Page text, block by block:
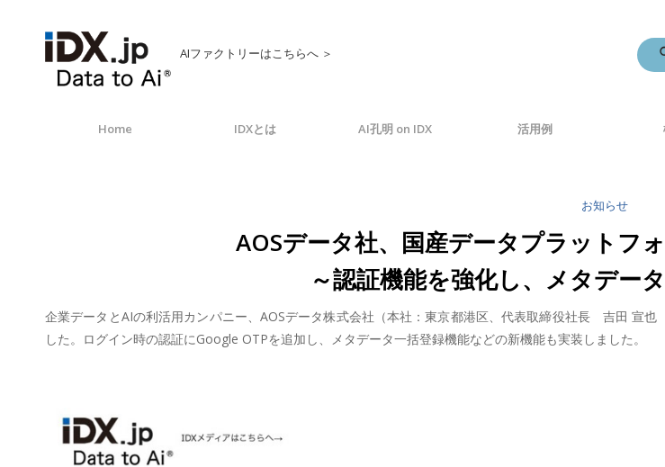
AIファクトリーはこちらへ ＞
Home IDXとは AI孔明 on IDX 活用例
お知らせ
AOSデータ社、国産データプラットフ
～認証機能を強化し、メタデー
企業データとAIの利活用カンパニー、AOSデータ株式会社（本社：東京都港区、代表取締役社長 吉田 宣
した。ログイン時の認証にGoogle OTPを追加し、メタデータ一括登録機能などの新機能も実装しました。